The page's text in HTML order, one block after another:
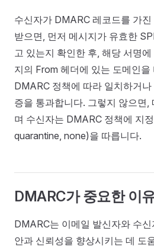
수신자가 DMARC 레코드를 가
받으면, 먼저 메시지가 유효한
고 있는지 확인한 후, 해당 서명
지의 From 헤더에 있는 도메인을
DMARC 정책에 따라 일치하거
증을 통과합니다. 그렇지 않으면,
며 수신자는 DMARC 정책에 지
quarantine, none)을 따릅니다.
DMARC가 중요한 이
DMARC는 이메일 발신자와 수
안과 신뢰성을 향상시키는 데 도